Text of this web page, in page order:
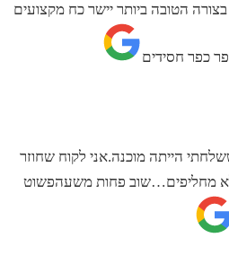
הטובה ביותר יישר כח מקצועים
כפר חסידים
הייתה מוכנה.אני לקוח שחוזר
מחליפים…שוב פחות משעהפשוט